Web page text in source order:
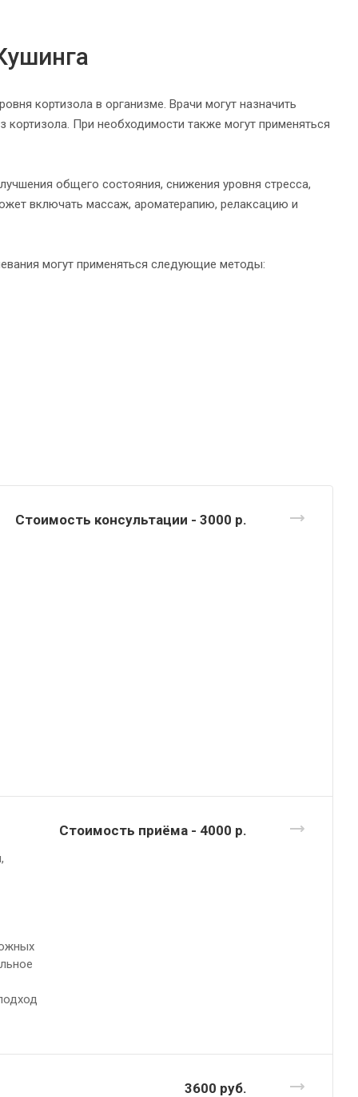
кортизола в организме. Врачи могут назначить
При необходимости также могут применяться
общего состояния, снижения уровня стресса,
включать массаж, ароматерапию, релаксацию и
могут применяться следующие методы:
Стоимость консультации - 3000 р.
Стоимость приёма - 4000 р.
3600 руб.